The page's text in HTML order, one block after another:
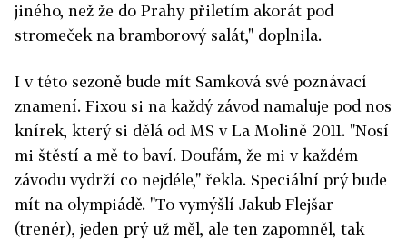
jiného, než že do Prahy přiletím akorát pod
stromeček na bramborový salát," doplnila.
I v této sezoně bude mít Samková své poznávací
znamení. Fixou si na každý závod namaluje pod nos
knírek, který si dělá od MS v La Molině 2011. "Nosí
mi štěstí a mě to baví. Doufám, že mi v každém
závodu vydrží co nejdéle," řekla. Speciální prý bude
mít na olympiádě. "To vymýšlí Jakub Flejšar
(trenér), jeden prý už měl, ale ten zapomněl, tak